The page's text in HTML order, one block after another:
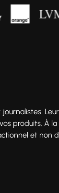
produits. À
et non